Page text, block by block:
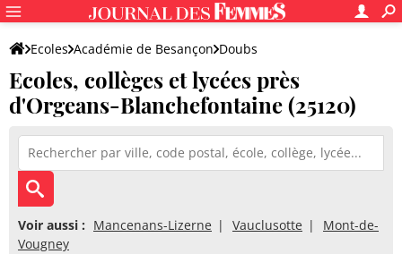
Ecoles Académie de Besançon Doubs
Ecoles, collèges et lycées près
d'Orgeans-Blanchefontaine (25120)
Voir aussi : Mancenans-Lizerne Vauclusotte
Mont-de-
Vougney